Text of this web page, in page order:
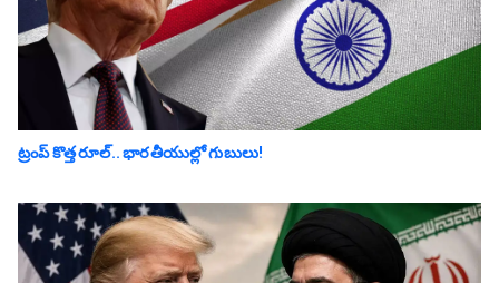
ట్రంప్ కొత్త రూల్.. భారతీయుల్లో గుబులు!